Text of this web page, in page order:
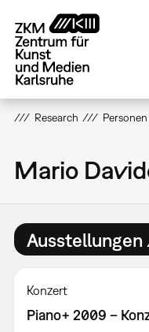
zum
Inhalt
Research Personen
Mario
Konzert
Piano+ 2009 –